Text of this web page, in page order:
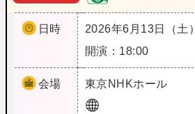
日時
2026年6月13日（土）
開演：18:00
会場 東京NHKホール